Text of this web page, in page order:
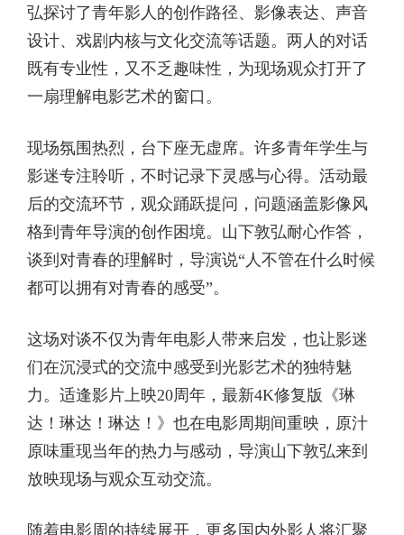
弘探讨了青年影人的创作路径、影像表达、声音
设计、戏剧内核与文化交流等话题。两人的对话
既有专业性，又不乏趣味性，为现场观众打开了
一扇理解电影艺术的窗口。
现场氛围热烈，台下座无虚席。许多青年学生与
影迷专注聆听，不时记录下灵感与心得。活动最
后的交流环节，观众踊跃提问，问题涵盖影像风
格到青年导演的创作困境。山下敦弘耐心作答，
谈到对青春的理解时，导演说“人不管在什么时候
都可以拥有对青春的感受”。
这场对谈不仅为青年电影人带来启发，也让影迷
们在沉浸式的交流中感受到光影艺术的独特魅
力。适逢影片上映20周年，最新4K修复版《琳
达！琳达！琳达！》也在电影周期间重映，原汁
原味重现当年的热力与感动，导演山下敦弘来到
放映现场与观众互动交流。
随着电影周的持续展开，更多国内外影人将汇聚